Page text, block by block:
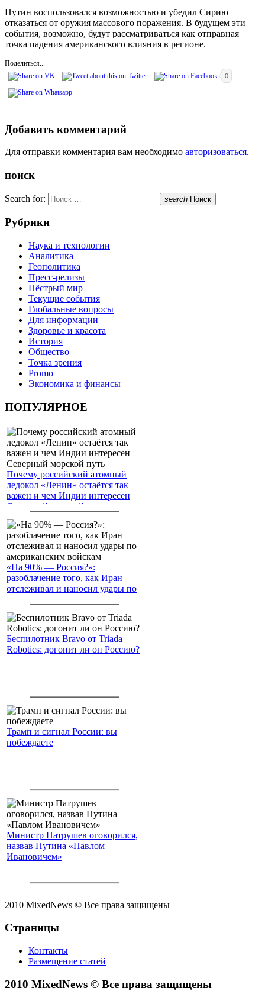
Путин воспользовался возможностью и убедил Сирию
отказаться от оружия массового поражения. В будущем эти
события, возможно, будут рассматриваться как отправная
точка падения американского влияния в регионе.
Поделиться...
0
Добавить комментарий
Для отправки комментария вам необходимо авторизоваться.
поиск
Search for: search Поиск
Рубрики
Наука и технологии
Аналитика
Геополитика
Пресс-релизы
Пёстрый мир
Текущие события
Глобальные вопросы
Для информации
Здоровье и красота
История
Общество
Точка зрения
Promo
Экономика и финансы
ПОПУЛЯРНОЕ
Почему российский атомный
ледокол «Ленин» остаётся так
важен и чем Индии интересен
Северный морской путь
«На 90% — Россия?»:
разоблачение того, как Иран
отслеживал и наносил удары по
американским войскам
Беспилотник Bravo от Triada
Robotics: догонит ли он Россию?
Трамп и сигнал России: вы
побеждаете
Министр Патрушев оговорился,
назвав Путина «Павлом
Ивановичем»
2010 MixedNews © Все права защищены
Страницы
Контакты
Размещение статей
2010 MixedNews © Все права защищены